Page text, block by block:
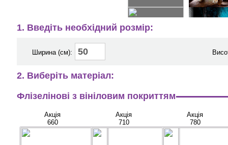
1. Введіть необхідний розмір:
Ширина (см):
2. Виберіть матеріал:
Флізелінові з вініловим покриттям
Акція
660
Акція
710
Акція
780